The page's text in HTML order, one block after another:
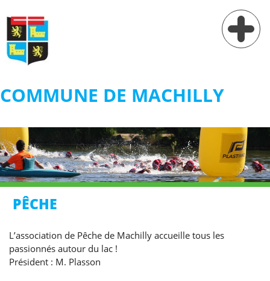
COMMUNE DE MACHILLY
Vie pratique
Services
Village
PÊCHE
L’association de Pêche de Machilly accueille tous les
passionnés autour du lac !
Président : M. Plasson